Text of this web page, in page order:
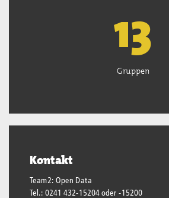
13
Gruppen
Kontakt
Team2: Open Data
Tel.: 0241 432-15204 oder -15200